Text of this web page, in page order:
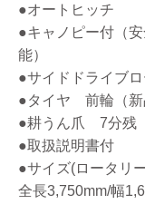
●オートヒッチ
●キャノピー付（
能）
●サイドドライブ
●タイヤ 前輪（新
●耕うん爪 7分残
●取扱説明書付
●サイズ(ロータリ
全長3,750mm/幅